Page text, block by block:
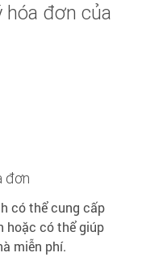
hóa đơn của
đơn
có thể cung cấp
hoặc có thể giúp
miễn phí.